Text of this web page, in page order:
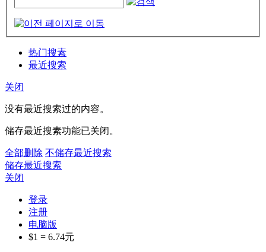
热门搜素
最近搜索
关闭
没有最近搜索过的内容。
储存最近搜素功能已关闭。
全部删除 不储存最近搜索
储存最近搜索
关闭
登录
注册
电脑版
$1 = 6.74元